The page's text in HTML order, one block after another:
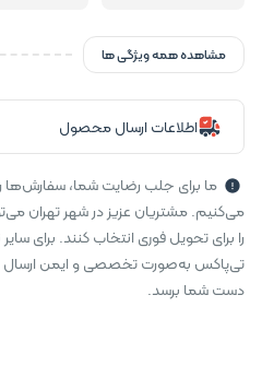
مشاهده همه ویژگی ها
اطلاعات ارسال محصول
ما برای جلب رضایت شما، سفارش‌ها
می‌کنیم. مشتریان عزیز در شهر تهران
را برای تحویل فوری انتخاب کنند. برای
تی‌پاکس به‌صورت تخصصی و ایمن ارسال
دست شما برسد.